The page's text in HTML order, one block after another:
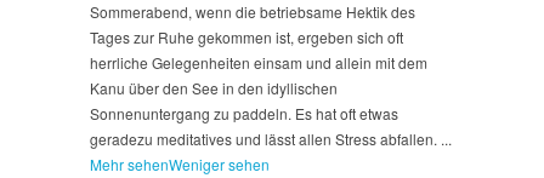
Sommerabend, wenn die betriebsame Hektik des
Tages zur Ruhe gekommen ist, ergeben sich oft
herrliche Gelegenheiten einsam und allein mit dem
Kanu über den See in den idyllischen
Sonnenuntergang zu paddeln. Es hat oft etwas
geradezu meditatives und lässt allen Stress abfallen. ...
Mehr sehenWeniger sehen